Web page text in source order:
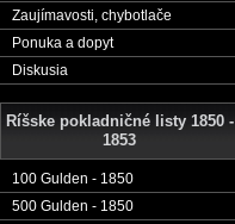
Zaujímavosti, chybotlače
Ponuka a dopyt
Diskusia
Ríšske pokladničné listy 1850 -
1853
100 Gulden - 1850
500 Gulden - 1850